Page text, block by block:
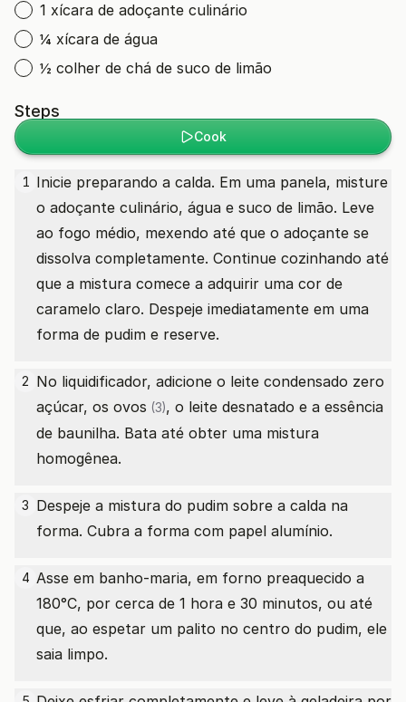
1 xícara de adoçante culinário
¼ xícara de água
½ colher de chá de suco de limão
Steps
Cook
1 Inicie preparando a calda. Em uma panela, misture
o adoçante culinário, água e suco de limão. Leve
ao fogo médio, mexendo até que o adoçante se
dissolva completamente. Continue cozinhando até
que a mistura comece a adquirir uma cor de
caramelo claro. Despeje imediatamente em uma
forma de pudim e reserve.
2 No liquidificador, adicione o leite condensado zero
açúcar, os ovos (3), o leite desnatado e a essência
de baunilha. Bata até obter uma mistura
homogênea.
3 Despeje a mistura do pudim sobre a calda na
forma. Cubra a forma com papel alumínio.
4 Asse em banho-maria, em forno preaquecido a
180°C, por cerca de 1 hora e 30 minutos, ou até
que, ao espetar um palito no centro do pudim, ele
saia limpo.